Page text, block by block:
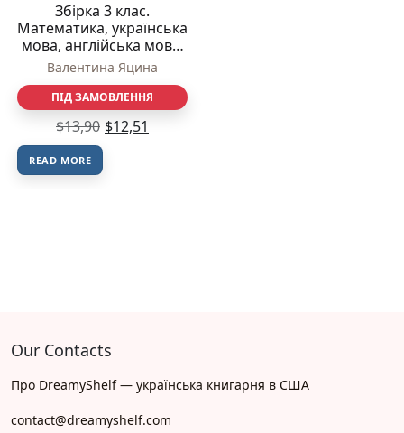
Збірка 3 клас.
Математика, українська
мова, англійська мова.
Універсальний
тренувальний зошит –
Валентина Яцина – Час
Майстрів
Валентина Яцина
ПІД ЗАМОВЛЕННЯ
$13,90 $12,51
READ MORE
Our Contacts
Про DreamyShelf — українська книгарня в США
contact@dreamyshelf.com